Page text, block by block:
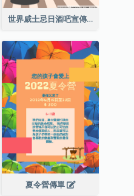
世界威士忌日酒吧宣傳傳單
夏令營傳單